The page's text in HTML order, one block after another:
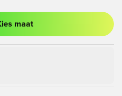
of je aan te melden als lid
maat